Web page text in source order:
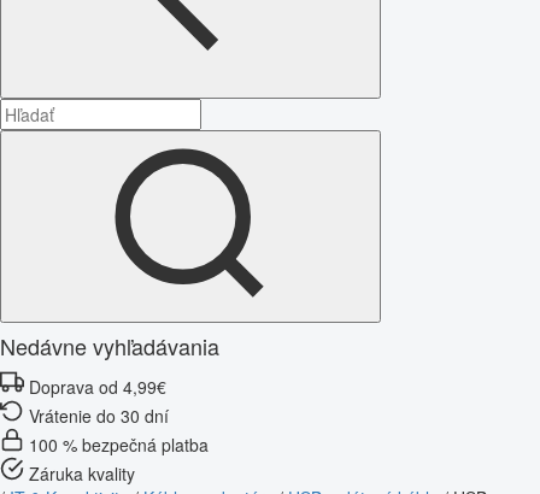
Nedávne vyhľadávania
Doprava od 4,99€
Vrátenie do 30 dní
100 % bezpečná platba
Záruka kvality